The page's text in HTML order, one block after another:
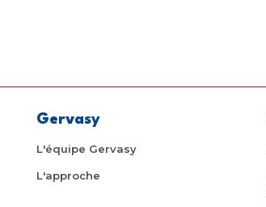
Gervasy
L'équipe Gervasy
L'approche